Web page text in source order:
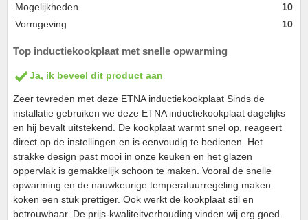
Mogelijkheden
10
Vormgeving
10
Top inductiekookplaat met snelle opwarming
Ja, ik beveel dit product aan
Zeer tevreden met deze ETNA inductiekookplaat Sinds de
installatie gebruiken we deze ETNA inductiekookplaat dagelijks
en hij bevalt uitstekend. De kookplaat warmt snel op, reageert
direct op de instellingen en is eenvoudig te bedienen. Het
strakke design past mooi in onze keuken en het glazen
oppervlak is gemakkelijk schoon te maken. Vooral de snelle
opwarming en de nauwkeurige temperatuurregeling maken
koken een stuk prettiger. Ook werkt de kookplaat stil en
betrouwbaar. De prijs-kwaliteitverhouding vinden wij erg goed.